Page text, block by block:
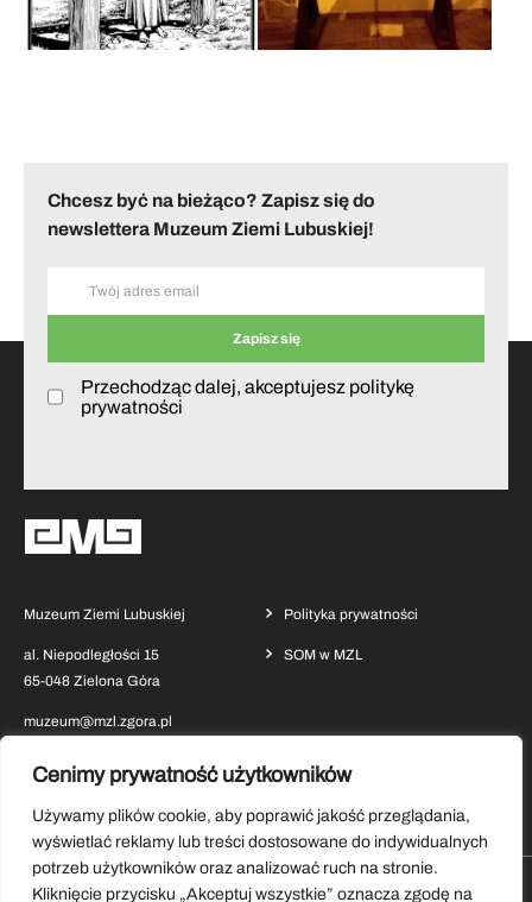
Cenimy prywatność użytkowników
Używamy plików cookie, aby poprawić jakość przeglądania,
wyświetlać reklamy lub treści dostosowane do indywidualnych
potrzeb użytkowników oraz analizować ruch na stronie.
Kliknięcie przycisku „Akceptuj wszystkie” oznacza zgodę na
Chcesz być na bieżąco? Zapisz się do
newslettera Muzeum Ziemi Lubuskiej!
Przechodząc dalej, akceptujesz politykę
prywatności
Muzeum Ziemi Lubuskiej
al. Niepodległości 15
65-048 Zielona Góra
muzeum@mzl.zgora.pl
Polityka prywatności
SOM w MZL